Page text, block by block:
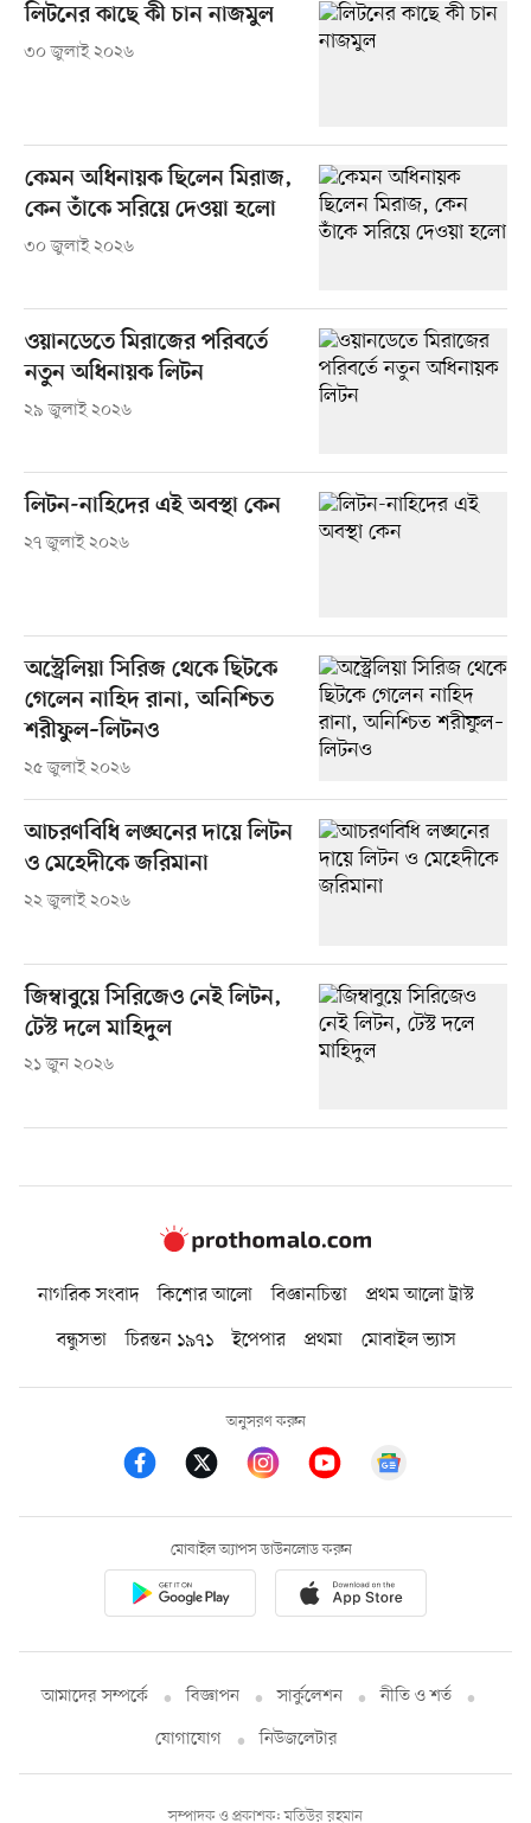
লিটনের কাছে কী চান নাজমুল
৩০ জুলাই ২০২৬
কেমন অধিনায়ক ছিলেন মিরাজ,
কেন তাঁকে সরিয়ে দেওয়া হলো
৩০ জুলাই ২০২৬
ওয়ানডেতে মিরাজের পরিবর্তে
নতুন অধিনায়ক লিটন
২৯ জুলাই ২০২৬
লিটন-নাহিদের এই অবস্থা কেন
২৭ জুলাই ২০২৬
অস্ট্রেলিয়া সিরিজ থেকে ছিটকে
গেলেন নাহিদ রানা, অনিশ্চিত
শরীফুল–লিটনও
২৫ জুলাই ২০২৬
আচরণবিধি লঙ্ঘনের দায়ে লিটন
ও মেহেদীকে জরিমানা
২২ জুলাই ২০২৬
জিম্বাবুয়ে সিরিজেও নেই লিটন,
টেস্ট দলে মাহিদুল
২১ জুন ২০২৬
নাগরিক সংবাদ কিশোর আলো বিজ্ঞানচিন্তা
প্রথম আলো ট্রাস্ট
বন্ধুসভা
চিরন্তন ১৯৭১ ইপেপার প্রথমা মোবাইল ভ্যাস
অনুসরণ করুন
মোবাইল অ্যাপস ডাউনলোড করুন
আমাদের সম্পর্কে বিজ্ঞাপন সার্কুলেশন
নীতি ও শর্ত
যোগাযোগ
নিউজলেটার
সম্পাদক ও প্রকাশক: মতিউর রহমান